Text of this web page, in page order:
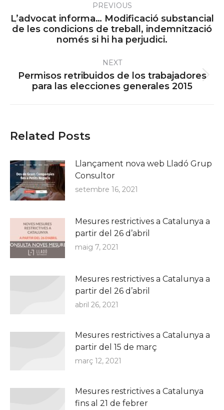
navigationPREVIOUS
Previous
post:
L’advocat informa… Modificació substancial
de les condicions de treball, indemnització
només si hi ha perjudici.
NEXT
Next
post:
Permisos retribuidos de los trabajadores
para las elecciones generales 2015
Related Posts
Llançament nova web Lladó Grup
Consultor
setembre 16, 2021
Mesures restrictives a Catalunya a
partir del 26 d’abril
maig 7, 2021
Mesures restrictives a Catalunya a
partir del 26 d’abril
abril 26, 2021
Mesures restrictives a Catalunya a
partir del 15 de març
març 12, 2021
Mesures restrictives a Catalunya
fins al 21 de febrer